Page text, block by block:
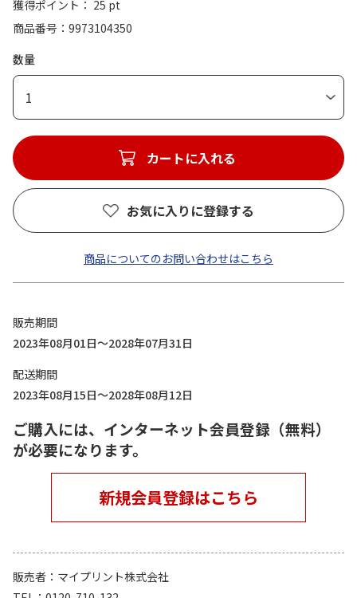
獲得ポイント： 25 pt
商品番号
9973104350
数量
1
カートに入れる
お気に入りに登録する
商品についてのお問い合わせはこちら
販売期間
2023年08月01日～2028年07月31日
配送期間
2023年08月15日～2028年08月12日
ご購入には、インターネット会員登録（無料）
が必要になります。
新規会員登録はこちら
販売者
マイプリント株式会社